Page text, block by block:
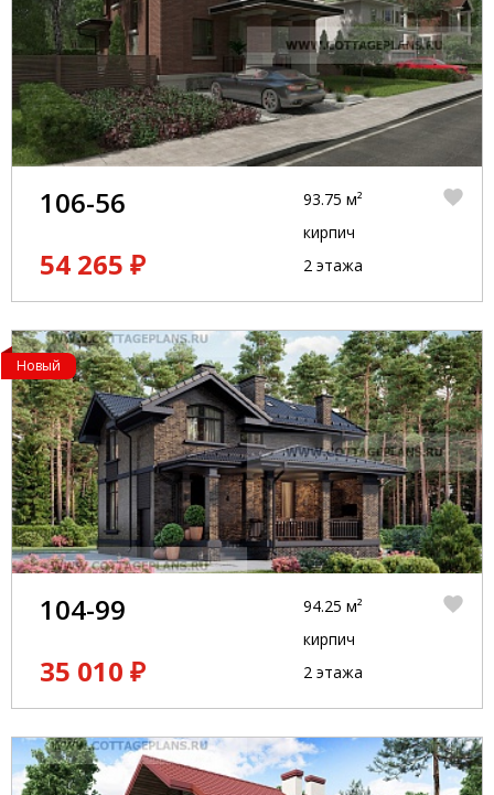
106-56
54 265 ₽
93.75 м²
кирпич
2 этажа
Новый
104-99
35 010 ₽
94.25 м²
кирпич
2 этажа